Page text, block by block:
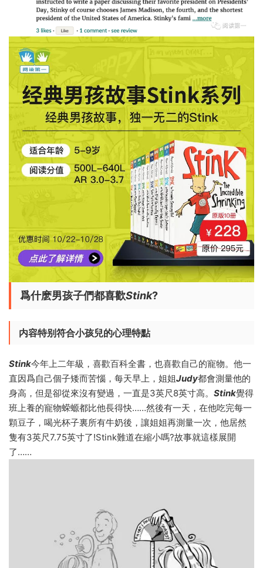
爲什麽男孩子們都喜歡Stink?
内容特别符合小孩兒的心理特點
Stink今年上二年級，喜歡百科全書，也喜歡自己的寵物。他一
直因爲自己個子矮而苦惱，每天早上，姐姐Judy都會測量他的
身高，但是卻從來沒有變過，一直是3英尺8英寸高。 Stink覺得
班上養的寵物蝾螈都比他長得快……然後有一天，在他吃完每一
顆豆子，喝光杯子裏所有牛奶後，讓姐姐再測量一次，他居然
隻有3英尺7.75英寸了!Stink難道在縮小嗎?故事就這樣展開
了……